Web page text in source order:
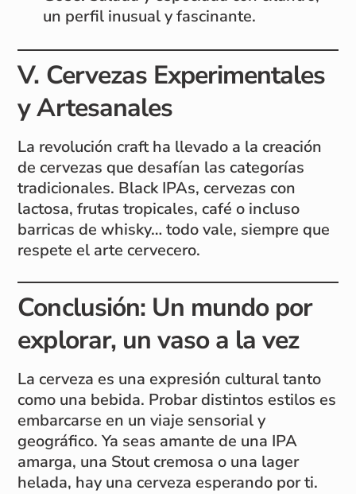
un perfil inusual y fascinante.
V. Cervezas Experimentales
y Artesanales
La revolución craft ha llevado a la creación
de cervezas que desafían las categorías
tradicionales. Black IPAs, cervezas con
lactosa, frutas tropicales, café o incluso
barricas de whisky… todo vale, siempre que
respete el arte cervecero.
Conclusión: Un mundo por
explorar, un vaso a la vez
La cerveza es una expresión cultural tanto
como una bebida. Probar distintos estilos es
embarcarse en un viaje sensorial y
geográfico. Ya seas amante de una IPA
amarga, una Stout cremosa o una lager
helada, hay una cerveza esperando por ti.